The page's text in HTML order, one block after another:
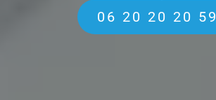
06 20 20 20 59